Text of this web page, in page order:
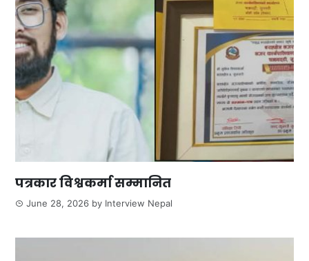
पत्रकार विश्वकर्मा सम्मानित
June 28, 2026 by Interview Nepal